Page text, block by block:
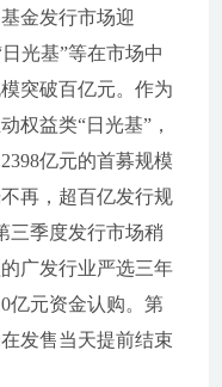
金发行市场迎
光基”等在市场中
突破百亿元。作为
权益类“日光基”，
亿元的首募规模
再，超百亿发行规
三季度发行市场稍
广发行业严选三年
亿元资金认购。第
发售当天提前结束